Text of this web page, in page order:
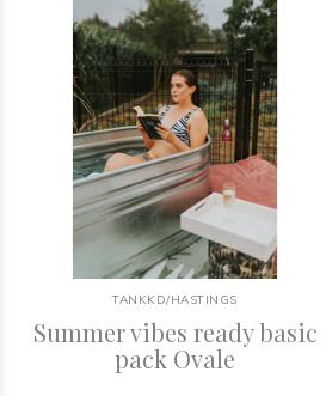
TANKKD/HASTINGS
Summer vibes ready basic
pack Ovale